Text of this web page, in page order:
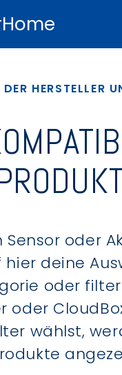
HERSTELLER
Sensor oder
hier deine
oder
oder
wählst,